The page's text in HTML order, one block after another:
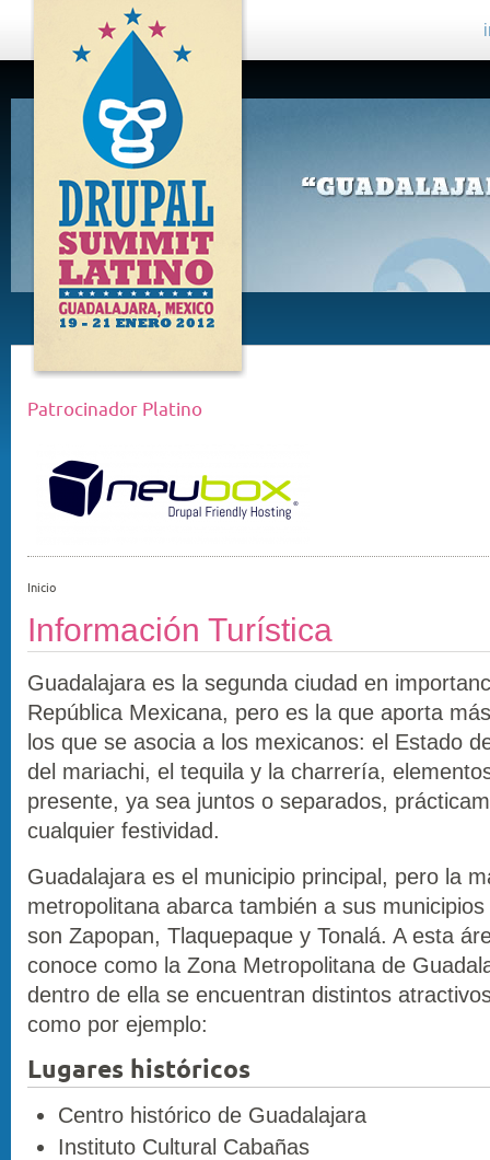
DRUPAL
SUMMIT
LATINO,
GUADALAJARA
2012
Patrocinador Platino
Inicio
Información Turística
Guadalajara es la segunda ciudad en
República Mexicana, pero es la que aporta
los que se asocia a los mexicanos: el Estado
del mariachi, el tequila y la charrería,
presente, ya sea juntos o separados,
cualquier festividad.
Guadalajara es el municipio principal, pero la
metropolitana abarca también a sus
son Zapopan, Tlaquepaque y Tonalá. A esta
conoce como la Zona Metropolitana de
dentro de ella se encuentran distintos
como por ejemplo:
Lugares históricos
Centro histórico de Guadalajara
Instituto Cultural Cabañas